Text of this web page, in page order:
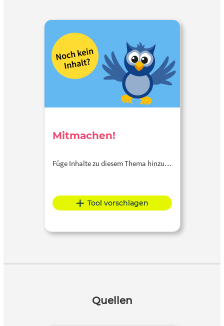
Mitmachen!
Füge Inhalte zu diesem Thema hinzu…
Tool vorschlagen
Quellen